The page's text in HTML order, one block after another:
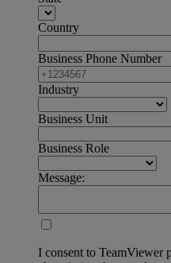
Country
Business Phone Number
Industry
Business Unit
Business Role
Message:
I consent to TeamViewer